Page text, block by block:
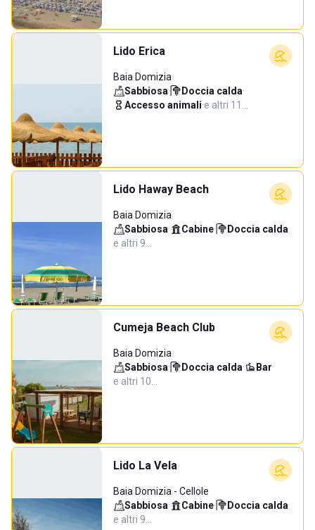
Lido Erica
Baia Domizia
Sabbiosa· Doccia calda·
Accesso animali·e altri 11…
Lido Haway Beach
Baia Domizia
Sabbiosa· Cabine· Doccia calda·
e altri 9…
Cumeja Beach Club
Baia Domizia
Sabbiosa· Doccia calda· Bar·
e altri 10…
Lido La Vela
Baia Domizia - Cellole
Sabbiosa· Cabine· Doccia calda·
e altri 9…